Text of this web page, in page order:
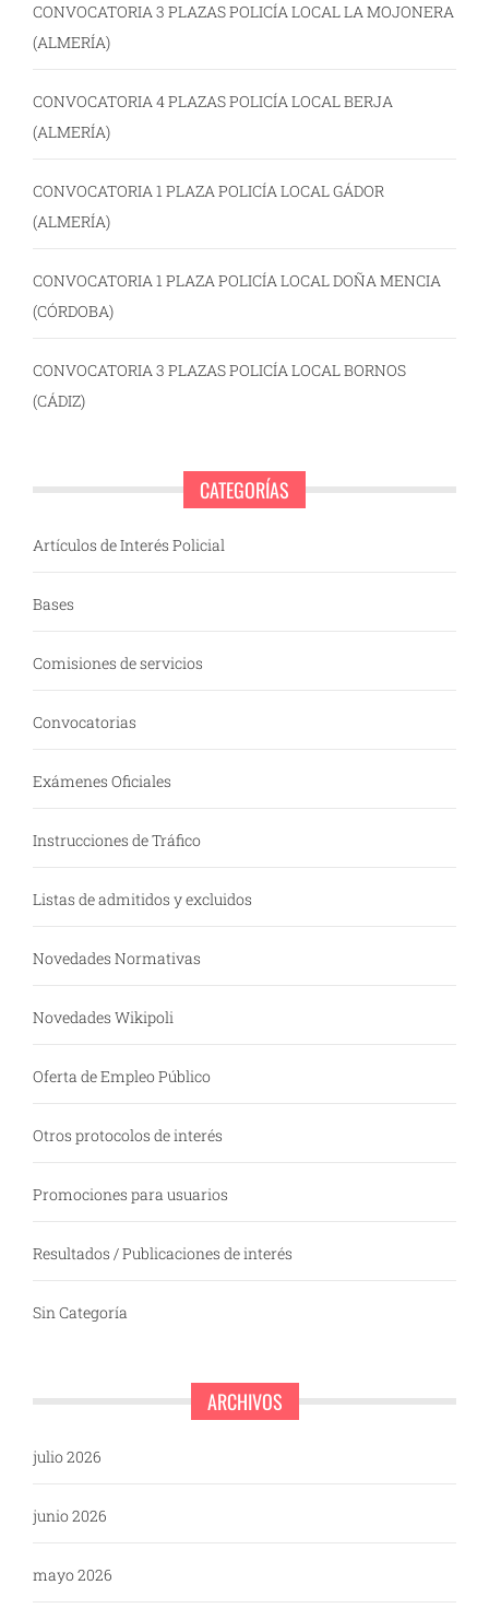
CONVOCATORIA 3 PLAZAS POLICÍA LOCAL LA MOJONERA
(ALMERÍA)
CONVOCATORIA 4 PLAZAS POLICÍA LOCAL BERJA
(ALMERÍA)
CONVOCATORIA 1 PLAZA POLICÍA LOCAL GÁDOR
(ALMERÍA)
CONVOCATORIA 1 PLAZA POLICÍA LOCAL DOÑA MENCIA
(CÓRDOBA)
CONVOCATORIA 3 PLAZAS POLICÍA LOCAL BORNOS
(CÁDIZ)
CATEGORÍAS
Artículos de Interés Policial
Bases
Comisiones de servicios
Convocatorias
Exámenes Oficiales
Instrucciones de Tráfico
Listas de admitidos y excluidos
Novedades Normativas
Novedades Wikipoli
Oferta de Empleo Público
Otros protocolos de interés
Promociones para usuarios
Resultados / Publicaciones de interés
Sin Categoría
ARCHIVOS
julio 2026
junio 2026
mayo 2026